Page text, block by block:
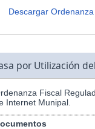
Descargar Ordenanza
por Utilización
Fiscal
Internet Munipal.